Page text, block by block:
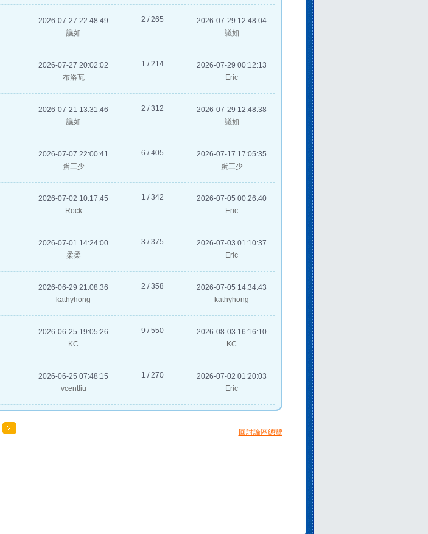
2026-07-27 22:48:49
議如
2 / 265
2026-07-29 12:48:04
議如
2026-07-27 20:02:02
布洛瓦
1 / 214
2026-07-29 00:12:13
Eric
2026-07-21 13:31:46
議如
2 / 312
2026-07-29 12:48:38
議如
2026-07-07 22:00:41
蛋三少
6 / 405
2026-07-17 17:05:35
蛋三少
2026-07-02 10:17:45
Rock
1 / 342
2026-07-05 00:26:40
Eric
2026-07-01 14:24:00
柔柔
3 / 375
2026-07-03 01:10:37
Eric
2026-06-29 21:08:36
kathyhong
2 / 358
2026-07-05 14:34:43
kathyhong
2026-06-25 19:05:26
KC
9 / 550
2026-08-03 16:16:10
KC
2026-06-25 07:48:15
vcentliu
1 / 270
2026-07-02 01:20:03
Eric
回討論區總覽